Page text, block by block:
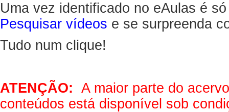
Uma vez identificado no eAulas é
Pesquisar vídeos e se surpreenda
Tudo num clique!
ATENÇÃO: A maior parte do
conteúdos está disponível sob